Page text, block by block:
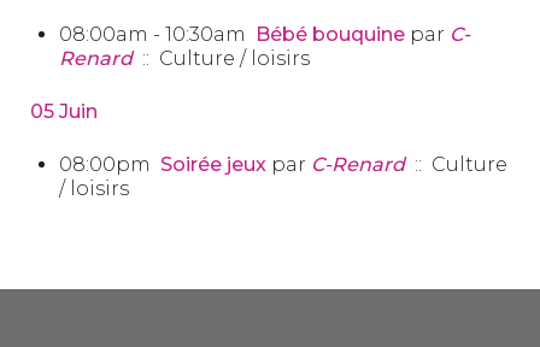
08:00am - 10:30am Bébé bouquine par C-
Renard:: Culture / loisirs
05 Juin
08:00pm Soirée jeux par C-Renard:: Culture
/ loisirs